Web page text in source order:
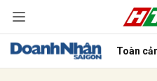
Toàn